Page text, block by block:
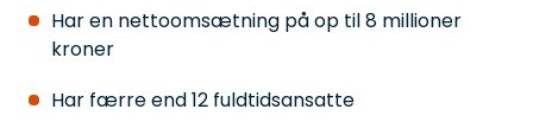
Har en nettoomsætning på op til 8 millioner
kroner
Har færre end 12 fuldtidsansatte